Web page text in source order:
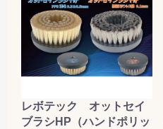
レボテック オットセイ
ブラシHP（ハンドポリッ